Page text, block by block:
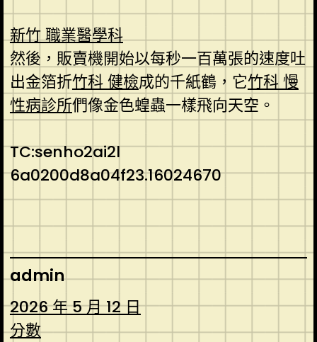
新竹 職業醫學科
然後，販賣機開始以每秒一百萬張的速度吐
出金箔折竹科 健檢成的千紙鶴，它竹科 慢
性病診所們像金色蝗蟲一樣飛向天空。
TC:senho2ai2l
6a0200d8a04f23.16024670
admin
2026 年 5 月 12 日
分數